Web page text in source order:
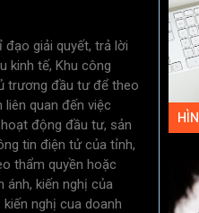
giải quyết, trả lời
kinh tế, Khu công
trương đầu tư để theo
quan đến việc
động đầu tư, sản
tin điện tử của tỉnh,
thẩm quyền hoặc
ánh, kiến nghị của
nghị cua doanh